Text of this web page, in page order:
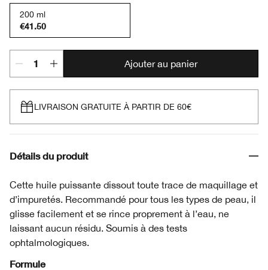
200 ml
€41.50
Ajouter au panier
LIVRAISON GRATUITE À PARTIR DE 60€
Détails du produit
Cette huile puissante dissout toute trace de maquillage et
d’impuretés. Recommandé pour tous les types de peau, il
glisse facilement et se rince proprement à l’eau, ne
laissant aucun résidu. Soumis à des tests
ophtalmologiques.
Formule